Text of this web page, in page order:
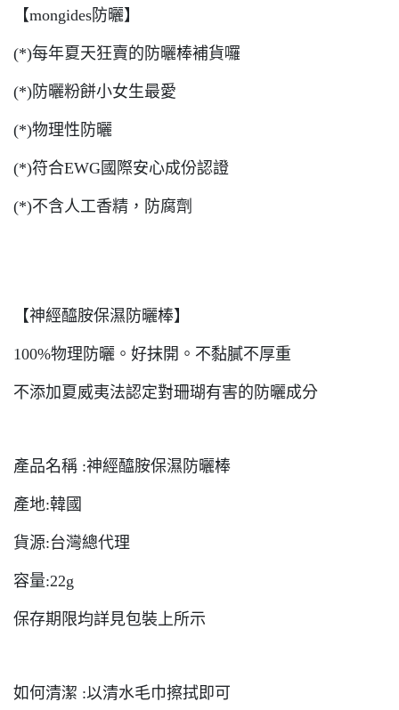
【mongides防曬】
(*)每年夏天狂賣的防曬棒補貨囉
(*)防曬粉餅小女生最愛
(*)物理性防曬
(*)符合EWG國際安心成份認證
(*)不含人工香精，防腐劑
【神經醯胺保濕防曬棒】
100%物理防曬。好抹開。不黏膩不厚重
不添加夏威夷法認定對珊瑚有害的防曬成分
產品名稱 :神經醯胺保濕防曬棒
產地:韓國
貨源:台灣總代理
容量:22g
保存期限均詳見包裝上所示
如何清潔 :以清水毛巾擦拭即可